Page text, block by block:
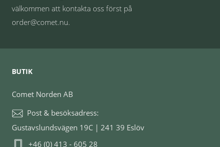
välkommen att kontakta oss först på
order@comet.nu.
BUTIK
Comet Norden AB
Post & besöksadress:
Gustavslundsvägen 19C | 241 39 Eslöv
+46 (0) 413 - 605 28